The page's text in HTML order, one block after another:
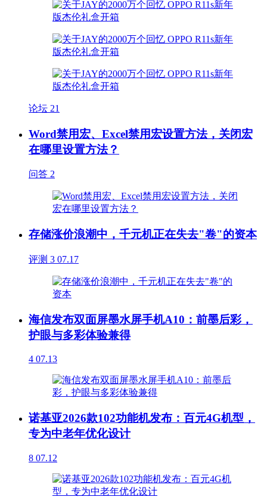
论坛 21
Word禁用宏、Excel禁用宏设置方法，关闭宏
在哪里设置方法？
问答 2
存储涨价浪潮中，千元机正在失去"卷"的资本
评测 3 07.17
海信发布双面屏墨水屏手机A10：前墨后彩，
护眼与多彩体验兼得
4 07.13
诺基亚2026款102功能机发布：百元4G机型，
专为中老年优化设计
8 07.12